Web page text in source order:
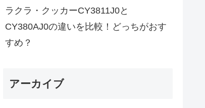
ラクラ・クッカーCY3811J0と
CY380AJ0の違いを比較！どっちがおす
すめ？
アーカイブ